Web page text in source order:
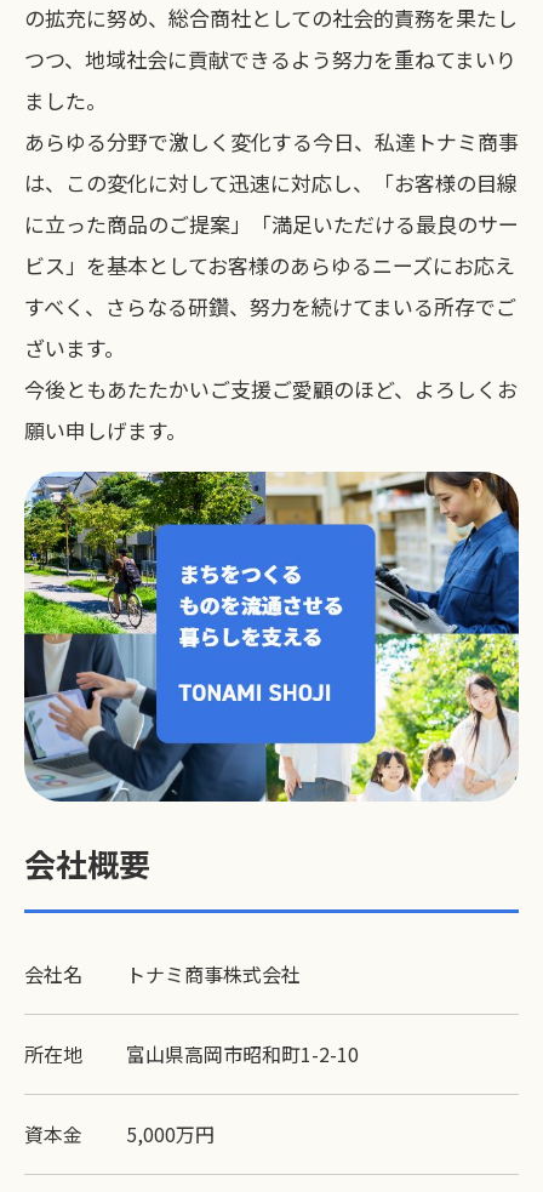
の拡充に努め、総合商社としての社会的責務を果たし
つつ、地域社会に貢献できるよう努力を重ねてまいり
ました。
あらゆる分野で激しく変化する今日、私達トナミ商事
は、この変化に対して迅速に対応し、「お客様の目線
に立った商品のご提案」「満足いただける最良のサー
ビス」を基本としてお客様のあらゆるニーズにお応え
すべく、さらなる研鑽、努力を続けてまいる所存でご
ざいます。
今後ともあたたかいご支援ご愛顧のほど、よろしくお
願い申しげます。
会社概要
会社名 トナミ商事株式会社
所在地 富山県高岡市昭和町1-2-10
資本金 5,000万円